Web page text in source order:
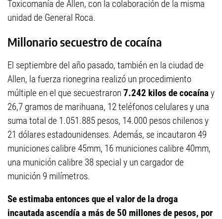
Toxicomanía de Allen, con la colaboración de la misma
unidad de General Roca.
Millonario secuestro de cocaína
El septiembre del año pasado, también en la ciudad de
Allen, la fuerza rionegrina realizó un procedimiento
múltiple en el que secuestraron 7.242 kilos de cocaínay
26,7 gramos de marihuana, 12 teléfonos celulares y una
suma total de 1.051.885 pesos, 14.000 pesos chilenos y
21 dólares estadounidenses. Además, se incautaron 49
municiones calibre 45mm, 16 municiones calibre 40mm,
una munición calibre 38 special y un cargador de
munición 9 milímetros.
Se estimaba entonces que el valor de la droga
incautada ascendía a más de 50 millones de pesos, por